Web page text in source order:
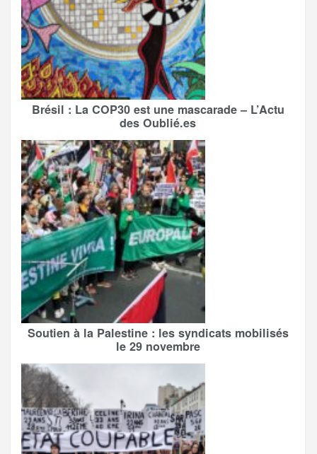
Brésil : La COP30 est une mascarade – L’Actu
des Oublié.es
Soutien à la Palestine : les syndicats mobilisés
le 29 novembre